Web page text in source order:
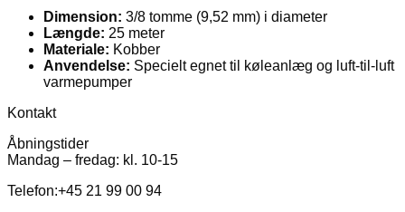
Dimension: 3/8 tomme (9,52 mm) i diameter
Længde: 25 meter
Materiale: Kobber
Anvendelse: Specielt egnet til køleanlæg og luft-til-luft
varmepumper
Kontakt
Åbningstider
Mandag – fredag: kl. 10-15
Telefon:+45 21 99 00 94